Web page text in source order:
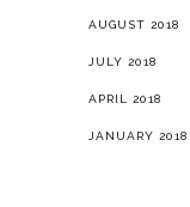
AUGUST 2018
JULY 2018
APRIL 2018
JANUARY 2018